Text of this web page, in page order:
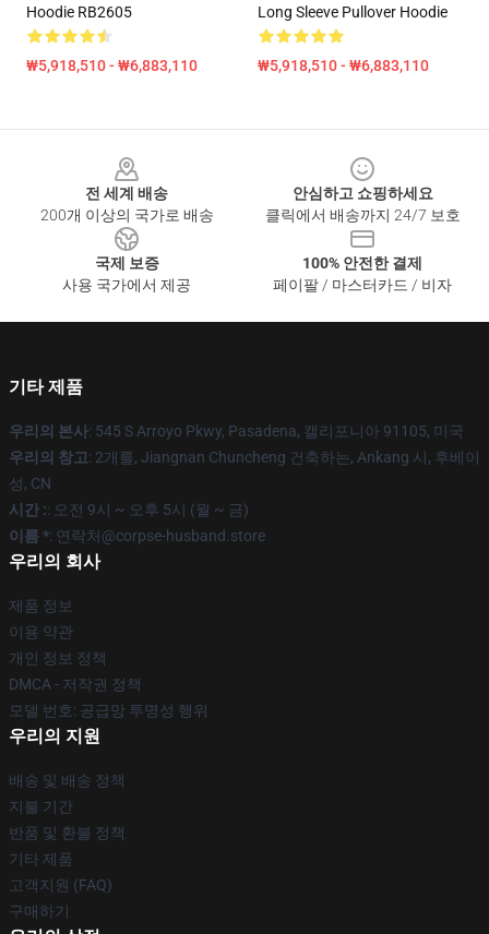
Hoodie RB2605
₩5,918,510 - ₩6,883,110
Long Sleeve Pullover Hoodie
₩5,918,510 - ₩6,883,110
전 세계 배송
200개 이상의 국가로 배송
안심하고 쇼핑하세요
클릭에서 배송까지 24/7 보호
국제 보증
사용 국가에서 제공
100% 안전한 결제
페이팔 / 마스터카드 / 비자
기타 제품
우리의 본사: 545 S Arroyo Pkwy, Pasadena, 캘리포니아 91105, 미국
우리의 창고: 2개를, Jiangnan Chuncheng 건축하는, Ankang 시, 후베이
성, CN
시간 :: 오전 9시 ~ 오후 5시 (월 ~ 금)
이름 *: 연락처@corpse-husband.store
우리의 회사
제품 정보
이용 약관
개인 정보 정책
DMCA - 저작권 정책
모델 번호: 공급망 투명성 행위
우리의 지원
배송 및 배송 정책
지불 기간
반품 및 환불 정책
기타 제품
고객지원 (FAQ)
구매하기